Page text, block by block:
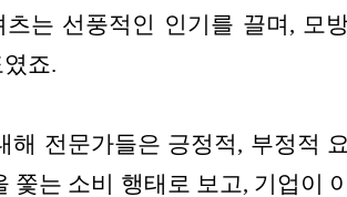
츠는 선풍적인 인기를 끌며, 모
죠.
해 전문가들은 긍정적, 부정적
쫓는 소비 행태로 보고, 기업이